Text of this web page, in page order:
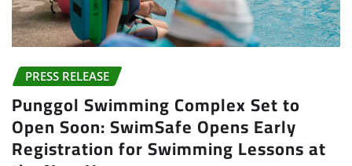
PRESS RELEASE
Punggol Swimming Complex Set to
Open Soon: SwimSafe Opens Early
Registration for Swimming Lessons at